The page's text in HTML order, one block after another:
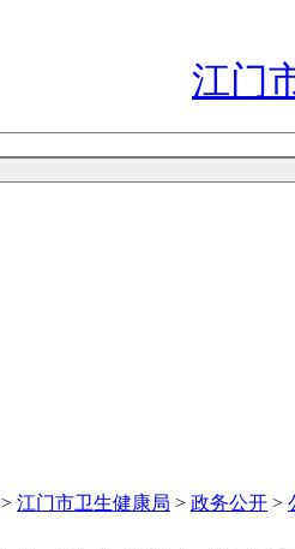
江门
> 江门市卫生健康局 > 政务公开 >